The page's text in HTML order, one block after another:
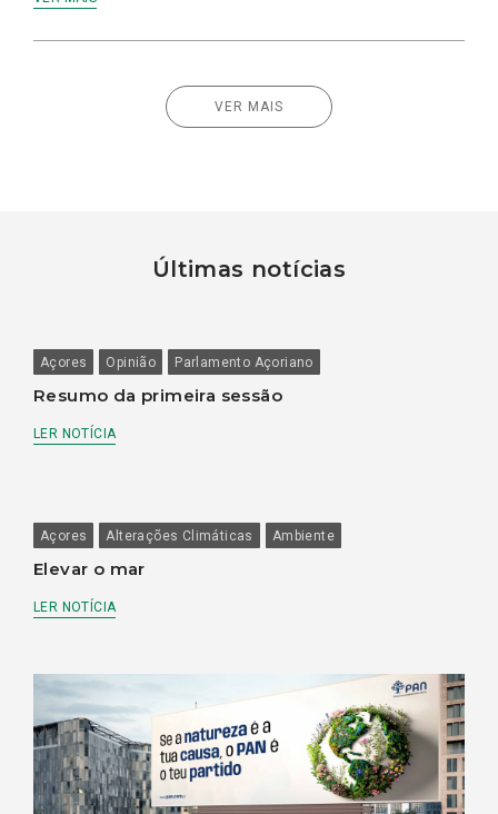
VER MAIS
Últimas notícias
Açores Opinião Parlamento Açoriano
Resumo da primeira sessão
LER NOTÍCIA
Açores Alterações Climáticas Ambiente
Elevar o mar
LER NOTÍCIA